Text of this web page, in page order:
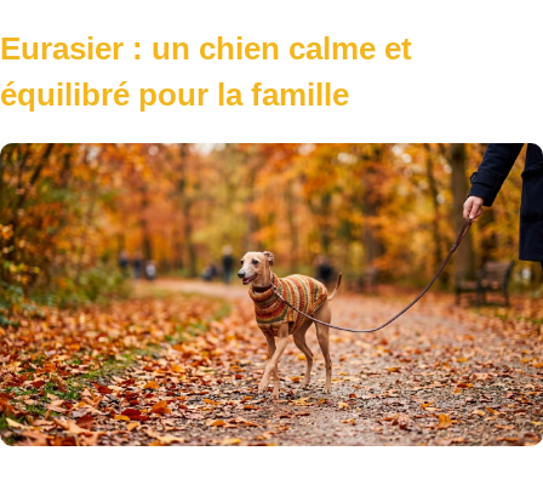
Eurasier : un chien calme et
équilibré pour la famille